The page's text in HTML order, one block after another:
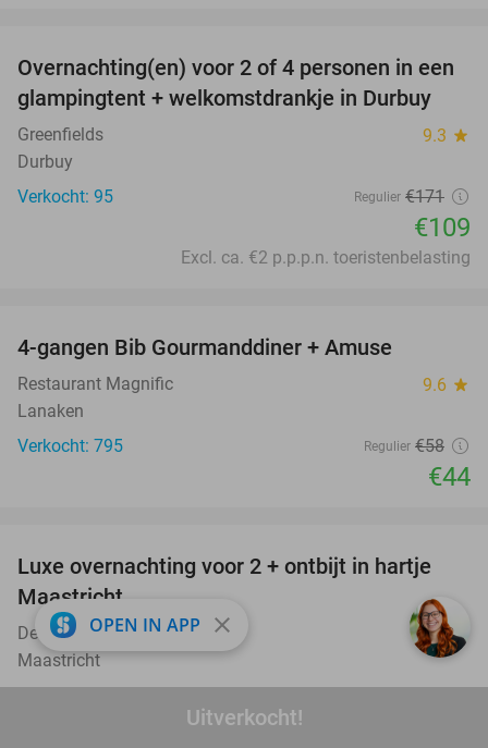
Uitverkocht!
36%
Overnachting(en) voor 2 of 4 personen in een
glampingtent + welkomstdrankje in Durbuy
Greenfields 9.3 star
Durbuy
Verkocht: 95
Regulier €171
€109
Excl. ca. €2 p.p.p.n. toeristenbelasting
4-gangen Bib Gourmanddiner + Amuse
Restaurant Magnific 9.6 star
Lanaken
Verkocht: 795
Regulier €58
€44
12%
Luxe overnachting voor 2 + ontbijt in hartje
Maastricht
Derlon Hotel 8.7star
Maastricht
OPEN IN APP close